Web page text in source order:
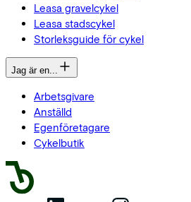
Leasa gravelcykel
Leasa stadscykel
Storleksguide för cykel
Jag är en...
Arbetsgivare
Anställd
Egenföretagare
Cykelbutik